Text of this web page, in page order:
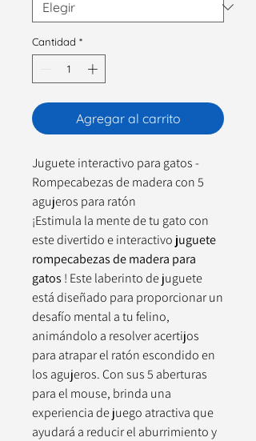
Cantidad *
Agregar al carrito
Juguete interactivo para gatos -
Rompecabezas de madera con 5
agujeros para ratón
¡Estimula la mente de tu gato con
este divertido e interactivo juguete
rompecabezas de madera para
gatos ! Este laberinto de juguete
está diseñado para proporcionar un
desafío mental a tu felino,
animándolo a resolver acertijos
para atrapar el ratón escondido en
los agujeros. Con sus 5 aberturas
para el mouse, brinda una
experiencia de juego atractiva que
ayudará a reducir el aburrimiento y